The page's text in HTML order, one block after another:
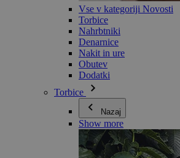
Vse v kategoriji Novosti
Torbice
Nahrbtniki
Denarnice
Nakit in ure
Obutev
Dodatki
Torbice
Nazaj
Show more